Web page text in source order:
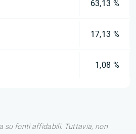
63,13 %
17,13 %
1,08 %
su fonti affidabili. Tuttavia, non